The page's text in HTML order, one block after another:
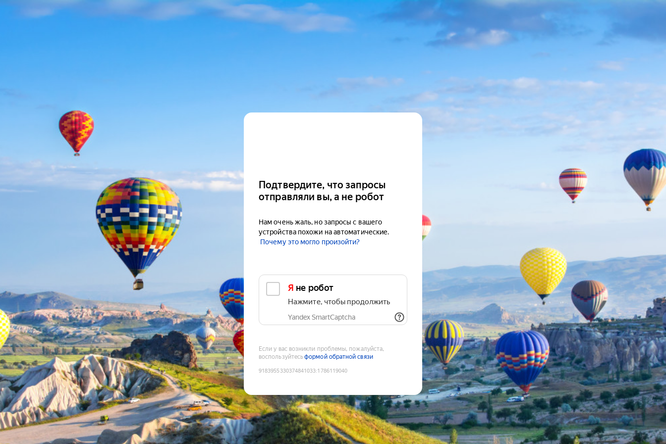
Подтвердите, что запросы
отправляли вы, а не робот
Нам очень жаль, но запросы с вашего
устройства похожи на автоматические.
Почему это могло произойти?
Я не робот
Нажмите, чтобы продолжить
Yandex SmartCaptcha
Если у вас возникли проблемы, пожалуйста,
воспользуйтесьформой обратной связи
9183955330374841033:1786119040